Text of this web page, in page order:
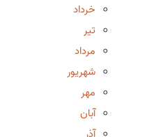
خرداد
تیر
مرداد
شهریور
مهر
آبان